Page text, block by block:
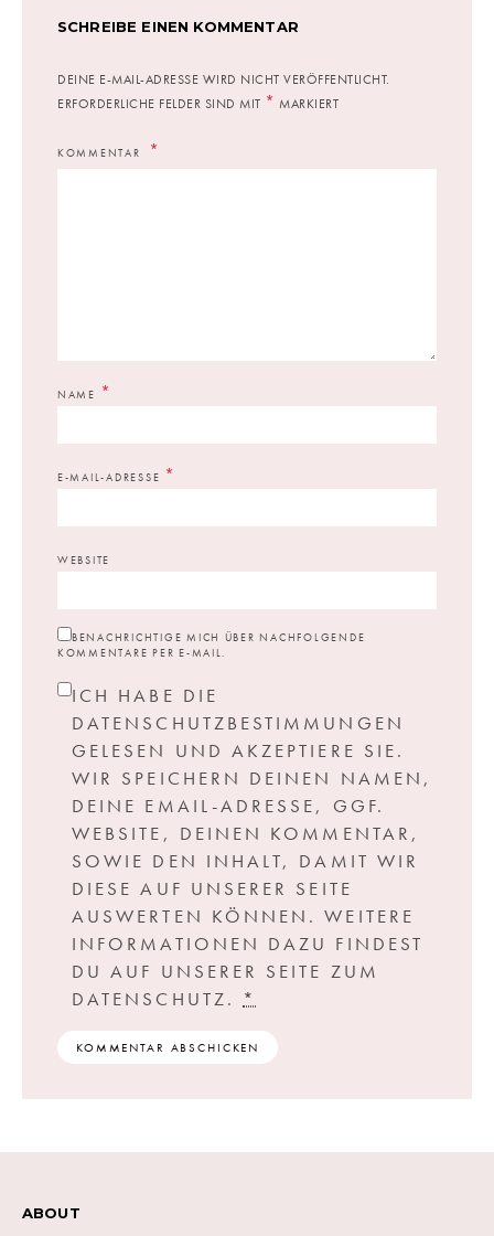
SCHREIBE EINEN KOMMENTAR
DEINE E-MAIL-ADRESSE WIRD NICHT VERÖFFENTLICHT.
ERFORDERLICHE FELDER SIND MIT * MARKIERT
KOMMENTAR
NAME *
E-MAIL-ADRESSE *
WEBSITE
BENACHRICHTIGE MICH ÜBER NACHFOLGENDE
KOMMENTARE PER E-MAIL.
ICH HABE DIE
DATENSCHUTZBESTIMMUNGEN
GELESEN UND AKZEPTIERE SIE.
WIR SPEICHERN DEINEN NAMEN,
DEINE EMAIL-ADRESSE, GGF.
WEBSITE, DEINEN KOMMENTAR,
SOWIE DEN INHALT, DAMIT WIR
DIESE AUF UNSERER SEITE
AUSWERTEN KÖNNEN. WEITERE
INFORMATIONEN DAZU FINDEST
DU AUF UNSERER SEITE ZUM
DATENSCHUTZ. *
ABOUT